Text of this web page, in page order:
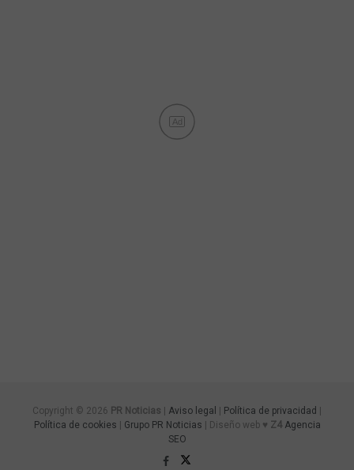
Ad
Copyright © 2026 PR Noticias Aviso legal Política de privacidad
Política de cookies
Grupo PR Noticias | Diseño web ♥ Z4 Agencia
SEO